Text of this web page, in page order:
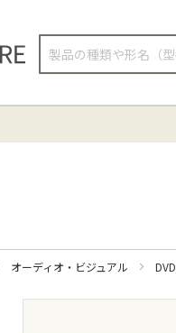
検
オーディオ・ビジュアル DVD